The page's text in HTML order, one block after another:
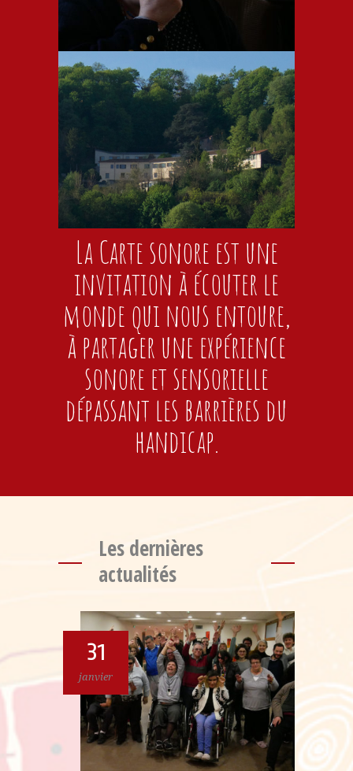
La Carte sonore est une
invitation à écouter le
monde qui nous entoure,
à partager une expérience
sonore et sensorielle
dépassant les barrières du
handicap.
Les dernières
actualités
31
janvier